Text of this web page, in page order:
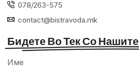
078/263-575
contact@bistravoda.mk
Бидете Во Тек Со
Име